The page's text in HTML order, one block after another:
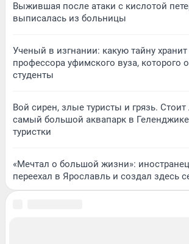
Выжившая после атаки с кислотой
выписалась из больницы
Ученый в изгнании: какую тайну
профессора уфимского вуза, которого
студенты
Вой сирен, злые туристы и грязь. Стоит
самый большой аквапарк в
туристки
«Мечтал о большой жизни»:
переехал в Ярославль и создал здесь